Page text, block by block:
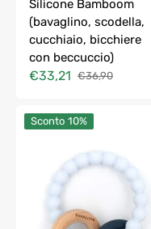
Silicone Bamboom
(bavaglino, scodella,
cucchiaio, bicchiere
con beccuccio)
Prezzo
vendita
€33,21
Prezzo
listino
€36,90
Massaggiagengive
Bamboom
Silicone
Sconto 10%